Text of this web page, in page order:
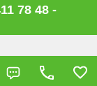
78 48 -